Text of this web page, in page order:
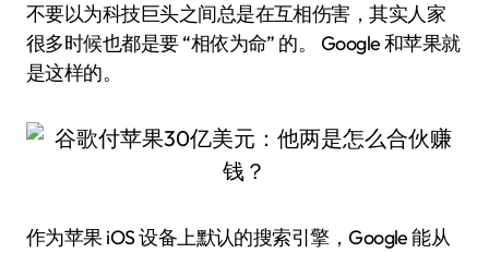
不要以为科技巨头之间总是在互相伤害，其实人家
很多时候也都是要 “相依为命” 的。 Google 和苹果就
是这样的。
作为苹果 iOS 设备上默认的搜索引擎，Google 能从